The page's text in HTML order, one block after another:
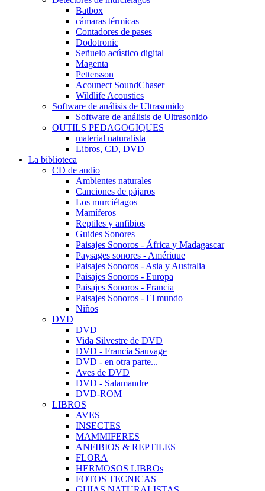
Batbox
cámaras térmicas
Contadores de pases
Dodotronic
Señuelo acústico digital
Magenta
Pettersson
Acounect SoundChaser
Wildlife Acoustics
Software de análisis de Ultrasonido
Software de análisis de Ultrasonido
OUTILS PEDAGOGIQUES
material naturalista
Libros, CD, DVD
La biblioteca
CD de audio
Ambientes naturales
Canciones de pájaros
Los murciélagos
Mamíferos
Reptiles y anfibios
Guides Sonores
Paisajes Sonoros - África y Madagascar
Paysages sonores - Amérique
Paisajes Sonoros - Asia y Australia
Paisajes Sonoros - Europa
Paisajes Sonoros - Francia
Paisajes Sonoros - El mundo
Niños
DVD
DVD
Vida Silvestre de DVD
DVD - Francia Sauvage
DVD - en otra parte...
Aves de DVD
DVD - Salamandre
DVD-ROM
LIBROS
AVES
INSECTES
MAMMIFERES
ANFIBIOS & REPTILES
FLORA
HERMOSOS LIBROs
FOTOS TECNICAS